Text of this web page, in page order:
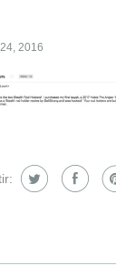
2016